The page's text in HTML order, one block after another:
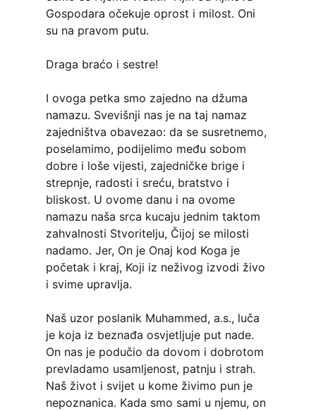
Gospodara očekuje oprost i milost. Oni
su na pravom putu.
Draga braćo i sestre!
I ovoga petka smo zajedno na džuma
namazu. Svevišnji nas je na taj namaz
zajedništva obavezao: da se susretnemo,
poselamimo, podijelimo među sobom
dobre i loše vijesti, zajedničke brige i
strepnje, radosti i sreću, bratstvo i
bliskost. U ovome danu i na ovome
namazu naša srca kucaju jednim taktom
zahvalnosti Stvoritelju, Čijoj se milosti
nadamo. Jer, On je Onaj kod Koga je
početak i kraj, Koji iz neživog izvodi živo
i svime upravlja.
Naš uzor poslanik Muhammed, a.s., luča
je koja iz beznađa osvjetljuje put nade.
On nas je podučio da dovom i dobrotom
prevladamo usamljenost, patnju i strah.
Naš život i svijet u kome živimo pun je
nepoznanica. Kada smo sami u njemu, on